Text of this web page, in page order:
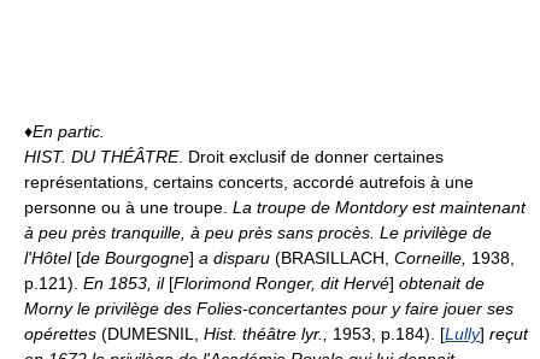
♦En partic.
HIST. DU THÉÂTRE. Droit exclusif de donner certaines
représentations, certains concerts, accordé autrefois à une
personne ou à une troupe. La troupe de Montdory est maintenant
à peu près tranquille, à peu près sans procès. Le privilège de
l'Hôtel[de Bourgogne] a disparu (BRASILLACH, Corneille, 1938,
p.121). En 1853, il[Florimond Ronger, dit Hervé] obtenait de
Morny le privilège des Folies-concertantes pour y faire jouer ses
opérettes (DUMESNIL, Hist. théâtre lyr., 1953, p.184). [Lully] reçut